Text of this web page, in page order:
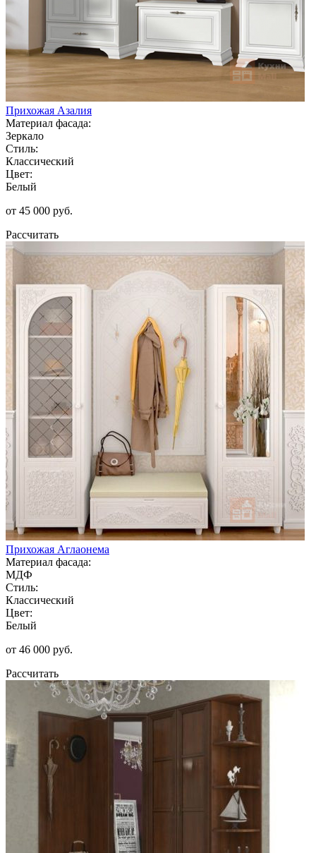
Прихожая Азалия
Материал фасада:
Зеркало
Стиль:
Классический
Цвет:
Белый
от 45 000 руб.
Рассчитать
Прихожая Аглаонема
Материал фасада:
МДФ
Стиль:
Классический
Цвет:
Белый
от 46 000 руб.
Рассчитать